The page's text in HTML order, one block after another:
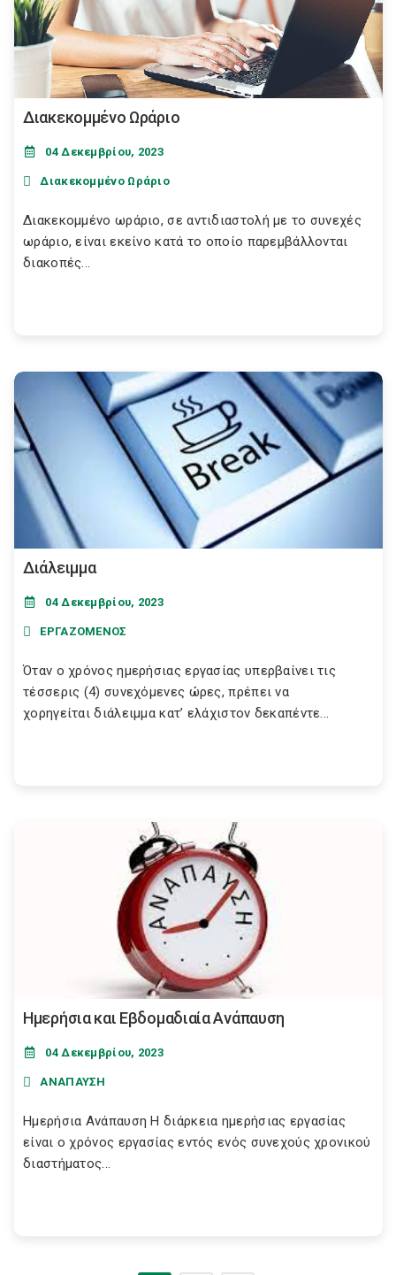
Διακεκομμένο Ωράριο
04 Δεκεμβρίου, 2023
Διακεκομμένο Ωράριο
Διακεκομμένο ωράριο, σε αντιδιαστολή με το συνεχές
ωράριο, είναι εκείνο κατά το οποίο παρεμβάλλονται
διακοπές...
Διάλειμμα
04 Δεκεμβρίου, 2023
ΕΡΓΑΖΟΜΕΝΟΣ
Όταν ο χρόνος ημερήσιας εργασίας υπερβαίνει τις
τέσσερις (4) συνεχόμενες ώρες, πρέπει να
χορηγείται διάλειμμα κατ’ ελάχιστον δεκαπέντε...
Ημερήσια και Εβδομαδιαία Ανάπαυση
04 Δεκεμβρίου, 2023
ΑΝΑΠΑΥΣΗ
Ημερήσια Ανάπαυση Η διάρκεια ημερήσιας εργασίας
είναι ο χρόνος εργασίας εντός ενός συνεχούς χρονικού
διαστήματος...